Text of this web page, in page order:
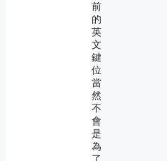
前
的
英
文
鍵
位
當
然
不
會
是
為